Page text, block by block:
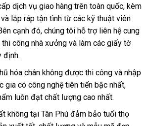
dịch vụ giao hàng trên toàn quốc, kèm
lắp ráp tận tình từ các kỹ thuật viên
cạnh đó, chúng tôi hỗ trợ liên hệ cung
công nhà xưởng và làm các giấy tờ
định.
hóa chân không được thi công và nhập
gia có công nghệ tiên tiến bậc nhất,
luôn đạt chất lượng cao nhất.
không tại Tân Phú đảm bảo tuổi thọ